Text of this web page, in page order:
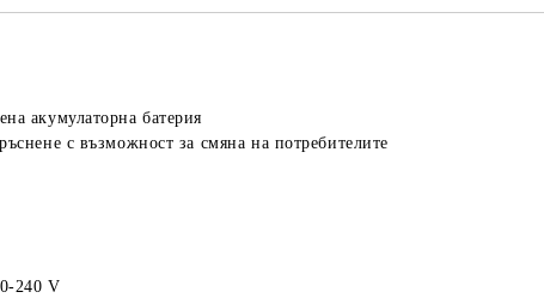
акумулаторна батерия
с възможност за смяна на потребителите
240 V